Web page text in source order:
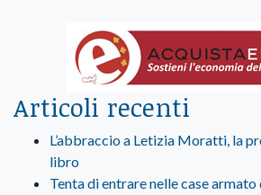
Articoli recenti
L’abbraccio a Letizia Moratti, la
libro
Tenta di entrare nelle case